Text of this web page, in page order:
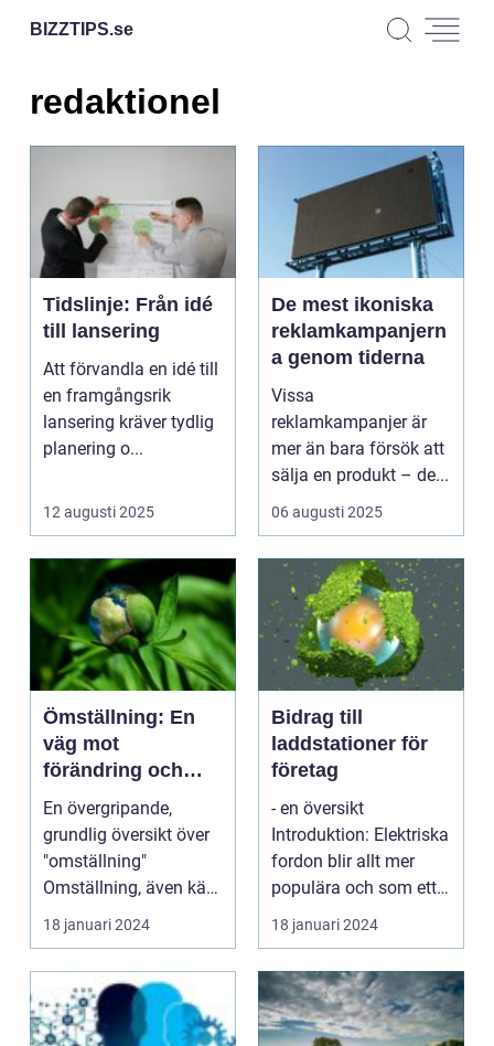
BIZZTIPS.se
redaktionel
Tidslinje: Från idé
till lansering
Att förvandla en idé till
en framgångsrik
lansering kräver tydlig
planering o...
12 augusti 2025
De mest ikoniska
reklamkampanjern
a genom tiderna
Vissa
reklamkampanjer är
mer än bara försök att
sälja en produkt – de...
06 augusti 2025
Ömställning: En
väg mot
förändring och
framtidens
möjligheter
En övergripande,
grundlig översikt över
"omställning"
Omställning, även känt
som transition, är en ...
18 januari 2024
Bidrag till
laddstationer för
företag
- en översikt
Introduktion: Elektriska
fordon blir allt mer
populära och som ett
resultat ökar efte...
18 januari 2024